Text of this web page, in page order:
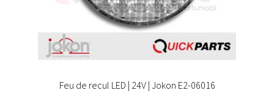
Feu de recul LED | 24V | Jokon E2-06016